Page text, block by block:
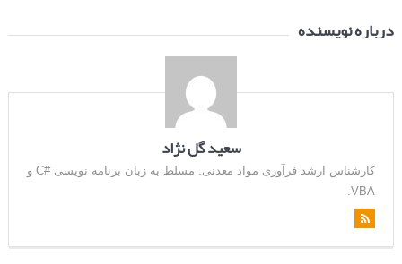
درباره نویسنده
سعید گل نژاد
کارشناس ارشد فرآوری مواد معدنی. مسلط به زبان برنامه نویسی #C و
VBA.